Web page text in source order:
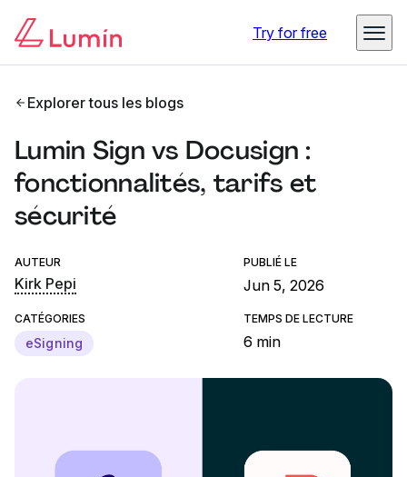
Try for free
Explorer tous les blogs
Lumin Sign vs Docusign :
fonctionnalités, tarifs et
sécurité
AUTEUR
Kirk Pepi
PUBLIÉ LE
Jun 5, 2026
CATÉGORIES
eSigning
TEMPS DE LECTURE
6 min